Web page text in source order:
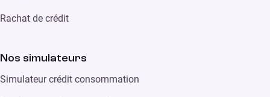
Rachat de crédit
Nos simulateurs
Simulateur crédit consommation